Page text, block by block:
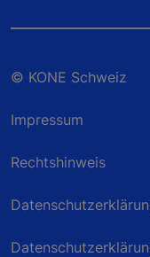
© KONE Schweiz
Impressum
Rechtshinweis